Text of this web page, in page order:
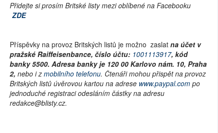
Přidejte si prosím Britské listy mezi oblíbené na Facebooku
ZDE
Příspěvky na provoz Britských listů je možno zaslat na účet v
pražské Raiffeisenbance, číslo účtu: 1001113917, kód
banky 5500. Adresa banky je 120 00 Karlovo nám. 10, Praha
2, nebo i z mobilního telefonu. Čtenáři mohou přispět na provoz
Britských listů úvěrovou kartou na adrese www.paypal.com po
jednoduché registraci odesláním částky na adresu
redakce@blisty.cz.